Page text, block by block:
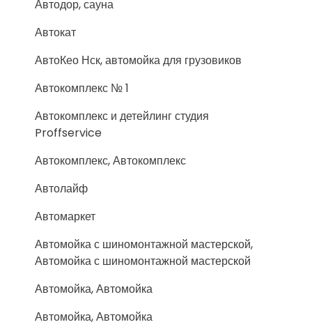
Автодор, сауна
Автокат
АвтоКео Нск, автомойка для грузовиков
Автокомплекс № 1
Автокомплекс и детейлинг студия
Proffservice
Автокомплекс, Автокомплекс
Автолайф
Автомаркет
Автомойка с шиномонтажной мастерской,
Автомойка с шиномонтажной мастерской
Автомойка, Автомойка
Автомойка, Автомойка